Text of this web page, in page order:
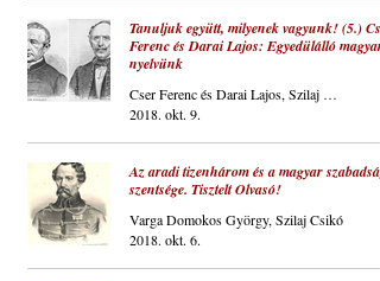
Tanuljuk együtt, milyenek vagyunk! (5.)
Ferenc és Darai Lajos: Egyedülálló magyar
nyelvünk
Cser Ferenc és Darai Lajos, Szilaj Csikó
2018. okt. 9.
Az aradi tizenhárom és a magyar szabadság
szentsége. Tisztelt Olvasó!
Varga Domokos György, Szilaj Csikó
2018. okt. 6.